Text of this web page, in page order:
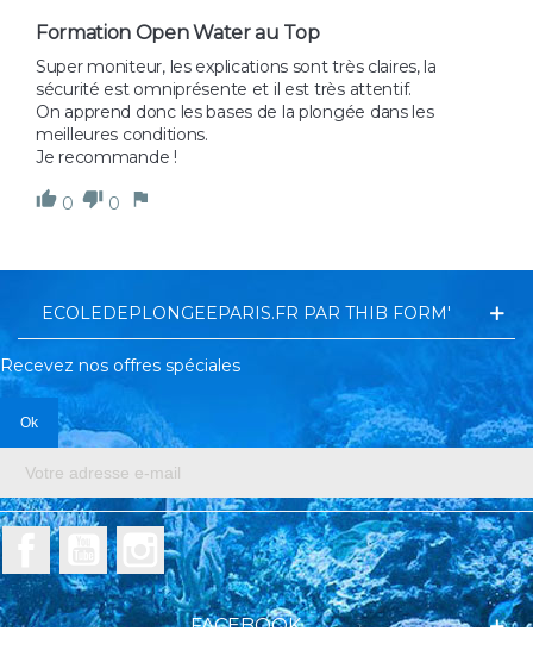
Formation Open Water au Top
Super moniteur, les explications sont très claires, la
sécurité est omniprésente et il est très attentif.
On apprend donc les bases de la plongée dans les
meilleures conditions.
0 0
ECOLEDEPLONGEEPARIS.FR PAR THIB FORM'
Recevez nos offres spéciales
FacebookYouTubeInstagram
FACEBOOK